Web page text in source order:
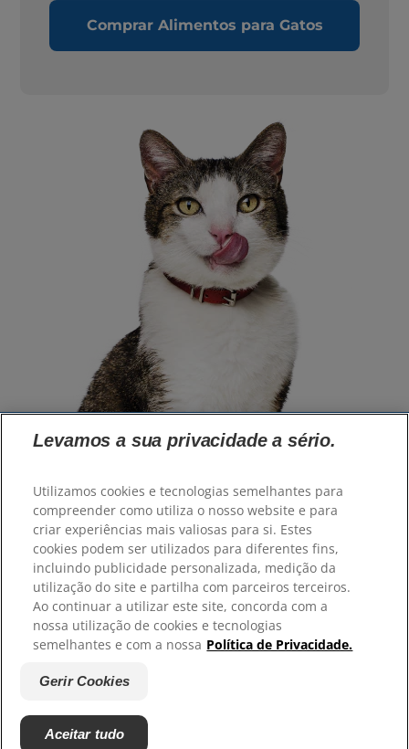
Comprar Alimentos para Gatos
Recursos
Contacte-nos
Mapa do site
Os nossos sites
Hill’s Vet
Trabalhe connosco
Levamos a sua privacidade a sério.
Utilizamos cookies e tecnologias semelhantes para
compreender como utiliza o nosso website e para
criar experiências mais valiosas para si. Estes
cookies podem ser utilizados para diferentes fins,
incluindo publicidade personalizada, medição da
utilização do site e partilha com parceiros terceiros.
Ao continuar a utilizar este site, concorda com a
nossa utilização de cookies e tecnologias
semelhantes e com a nossa Política de Privacidade.
Gerir Cookies
Aceitar tudo